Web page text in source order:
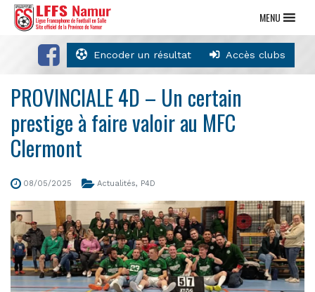
Encoder un résultat Accès clubs
MENU
PROVINCIALE 4D – Un certain
prestige à faire valoir au MFC
Clermont
08/05/2025 Actualités, P4D